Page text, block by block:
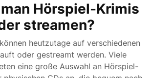
Hörspiel-Krimis
streamen?
heutzutage auf verschiedenen
oder gestreamt werden. Viele
eine große Auswahl an Hörspiel-